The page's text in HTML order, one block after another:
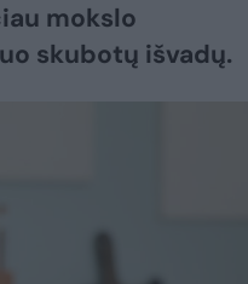
mokslo
skubotų išvadų.